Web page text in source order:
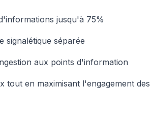
jusqu'à 75%
signalétique séparée
aux points d'information
tout en maximisant l'engagement des